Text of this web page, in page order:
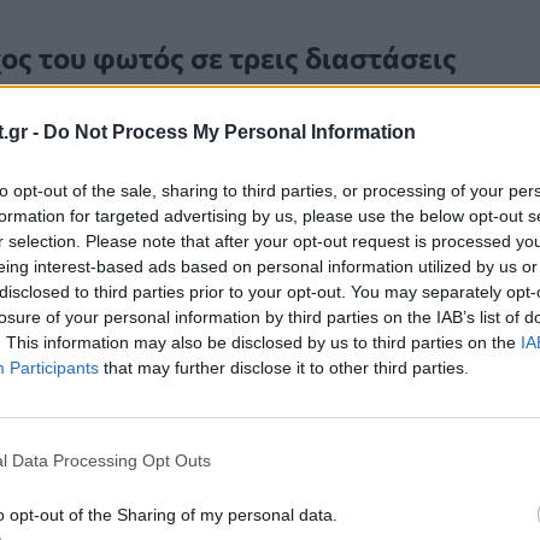
- Do Not Process My Personal Information
opt-out of the sale, sharing to third parties, or processing of your
for targeted advertising by us, please use the below opt-out
selection. Please note that after your opt-out request is processed
interest-based ads based on personal information utilized by us
to third parties prior to your opt-out. You may separately
of your personal information by third parties on the IAB’s list of
This information may also be disclosed by us to third parties on the
Participants that may further disclose it to other third parties.
Data Processing Opt Outs
opt-out of the Sharing of my personal data.
του φωτός σε τρεις διαστάσεις
αναλύσεις, οι ερευνητές έδειξαν ότι αυτοί οι
οπτικής έντασηςστους όγκους εισόδου
οριακά ως προς τη διάθλαση έλεγχο του φωτός
τον δρόμο για εξαιρετικά προσαρμοσμένες
για 3D επεξεργασία οπτικών πληροφοριών.
επεξεργασία φασματικών και
μηχανική επεξεργασία των χωρικών και
υποστηρίζει ισχυρές μεθόδους